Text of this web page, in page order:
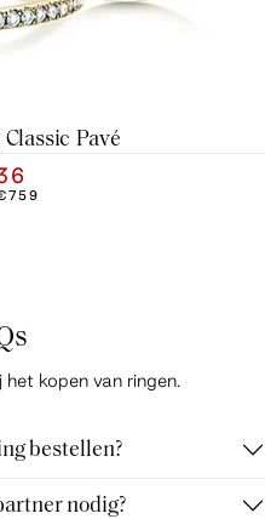
Pavé
kopen van ringen.
bestellen?
nodig?